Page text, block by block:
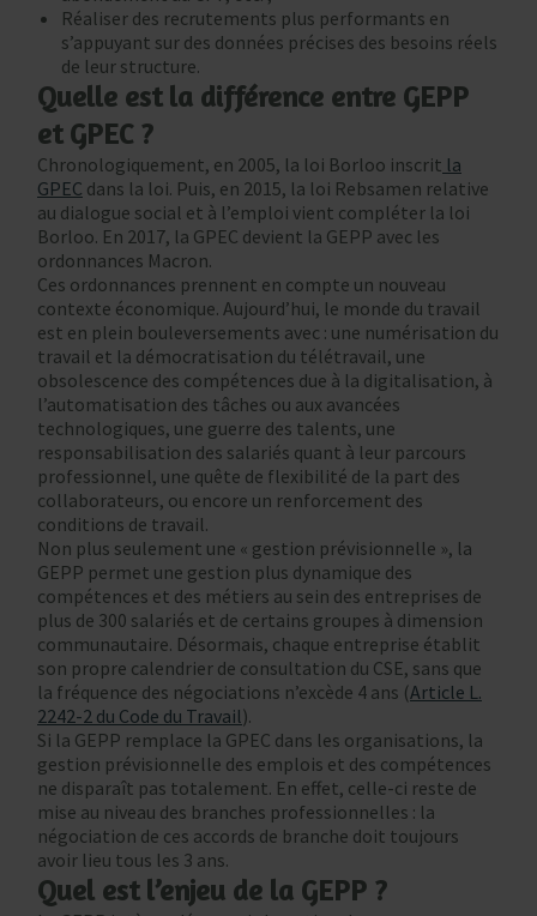
Réaliser des recrutements plus performants en
s’appuyant sur des données précises des besoins réels
de leur structure.
Quelle est la différence entre GEPP
et GPEC ?
Chronologiquement, en 2005, la loi Borloo inscrit la
GPEC dans la loi. Puis, en 2015, la loi Rebsamen relative
au dialogue social et à l’emploi vient compléter la loi
Borloo. En 2017, la GPEC devient la GEPP avec les
ordonnances Macron.
Ces ordonnances prennent en compte un nouveau
contexte économique. Aujourd’hui, le monde du travail
est en plein bouleversements avec : une numérisation du
travail et la démocratisation du télétravail, une
obsolescence des compétences due à la digitalisation, à
l’automatisation des tâches ou aux avancées
technologiques, une guerre des talents, une
responsabilisation des salariés quant à leur parcours
professionnel, une quête de flexibilité de la part des
collaborateurs, ou encore un renforcement des
conditions de travail.
Non plus seulement une « gestion prévisionnelle », la
GEPP permet une gestion plus dynamique des
compétences et des métiers au sein des entreprises de
plus de 300 salariés et de certains groupes à dimension
communautaire. Désormais, chaque entreprise établit
son propre calendrier de consultation du CSE, sans que
la fréquence des négociations n’excède 4 ans (Article L.
2242-2 du Code du Travail).
Si la GEPP remplace la GPEC dans les organisations, la
gestion prévisionnelle des emplois et des compétences
ne disparaît pas totalement. En effet, celle-ci reste de
mise au niveau des branches professionnelles : la
négociation de ces accords de branche doit toujours
avoir lieu tous les 3 ans.
Quel est l’enjeu de la GEPP ?